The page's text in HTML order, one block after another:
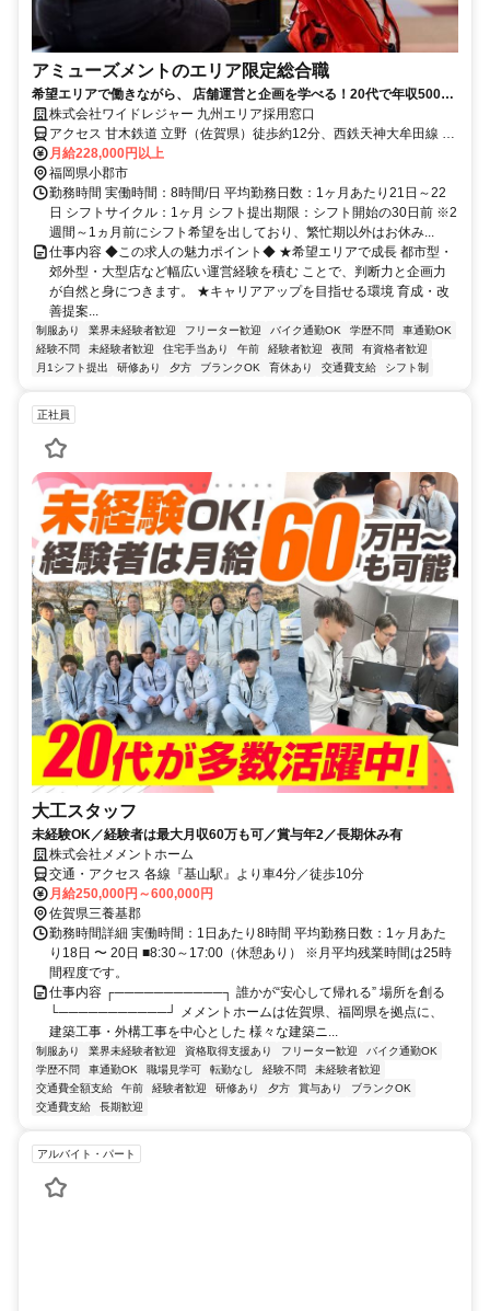
アミューズメントのエリア限定総合職
希望エリアで働きながら、 店舗運営と企画を学べる！20代で年収500万
円以上も可♪
株式会社ワイドレジャー 九州エリア採用窓口
アクセス 甘木鉄道 立野（佐賀県）徒歩約12分、西鉄天神大牟田線 大
保徒歩約18分、ＪＲ鹿児島本線 基山東口徒歩約22分
月給228,000円以上
福岡県小郡市
勤務時間 実働時間：8時間/日 平均勤務日数：1ヶ月あたり21日～22
日 シフトサイクル：1ヶ月 シフト提出期限：シフト開始の30日前 ※2
週間～1ヵ月前にシフト希望を出しており、繁忙期以外はお休み...
仕事内容 ◆この求人の魅力ポイント◆ ★希望エリアで成長 都市型・
郊外型・大型店など幅広い運営経験を積む ことで、判断力と企画力
が自然と身につきます。 ★キャリアアップを目指せる環境 育成・改
善提案...
制服あり 業界未経験者歓迎 フリーター歓迎 バイク通勤OK 学歴不問
車通勤OK
経験不問
未経験者歓迎 住宅手当あり 午前 経験者歓迎 夜間
有資格者歓迎
月1シフト提出
研修あり 夕方 ブランクOK 育休あり 交通費支給 シフト制
正社員
大工スタッフ
未経験OK／経験者は最大月収60万も可／賞与年2／長期休み有
株式会社メメントホーム
交通・アクセス 各線『基山駅』より車4分／徒歩10分
月給250,000円～600,000円
佐賀県三養基郡
勤務時間詳細 実働時間：1日あたり8時間 平均勤務日数：1ヶ月あた
り18日 〜 20日 ■8:30～17:00（休憩あり） ※月平均残業時間は25時
間程度です。
仕事内容 ┌───────────┐ 誰かが“安心して帰れる” 場所を創る
└───────────┘ メメントホームは佐賀県、福岡県を拠点に、
建築工事・外構工事を中心とした 様々な建築ニ...
制服あり 業界未経験者歓迎 資格取得支援あり フリーター歓迎
バイク通勤OK
学歴不問
車通勤OK 職場見学可 転勤なし 経験不問
未経験者歓迎
交通費全額支給
午前 経験者歓迎 研修あり 夕方 賞与あり
ブランクOK
交通費支給
長期歓迎
アルバイト・パート